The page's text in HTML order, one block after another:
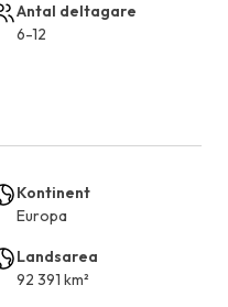
Antal deltagare
6-12
Kontinent
Europa
Landsarea
92 391 km²